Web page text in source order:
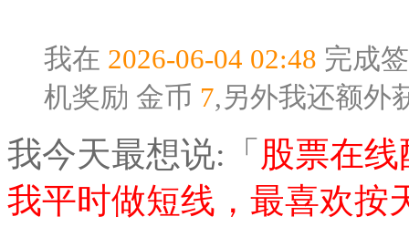
我在 2026-06-04 02:48 完成
机奖励 金币 7,另外我还额外
我今天最想说:「 股票在
我平时做短线，最喜欢按